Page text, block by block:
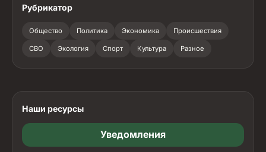
Рубрикатор
Общество Политика Экономика Происшествия
СВО Экология Спорт Культура Разное
Наши ресурсы
Уведомления